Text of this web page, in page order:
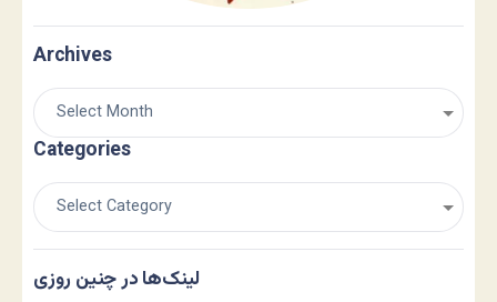
Archives
Categories
لینک‌ها در چنین روزی